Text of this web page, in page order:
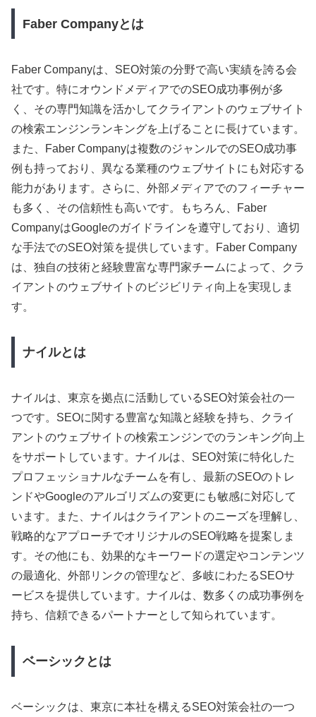
Faber Companyとは
Faber Companyは、SEO対策の分野で高い実績を誇る会
社です。特にオウンドメディアでのSEO成功事例が多
く、その専門知識を活かしてクライアントのウェブサイト
の検索エンジンランキングを上げることに長けています。
また、Faber Companyは複数のジャンルでのSEO成功事
例も持っており、異なる業種のウェブサイトにも対応する
能力があります。さらに、外部メディアでのフィーチャー
も多く、その信頼性も高いです。もちろん、Faber
CompanyはGoogleのガイドラインを遵守しており、適切
な手法でのSEO対策を提供しています。Faber Company
は、独自の技術と経験豊富な専門家チームによって、クラ
イアントのウェブサイトのビジビリティ向上を実現しま
す。
ナイルとは
ナイルは、東京を拠点に活動しているSEO対策会社の一
つです。SEOに関する豊富な知識と経験を持ち、クライ
アントのウェブサイトの検索エンジンでのランキング向上
をサポートしています。ナイルは、SEO対策に特化した
プロフェッショナルなチームを有し、最新のSEOのトレ
ンドやGoogleのアルゴリズムの変更にも敏感に対応して
います。また、ナイルはクライアントのニーズを理解し、
戦略的なアプローチでオリジナルのSEO戦略を提案しま
す。その他にも、効果的なキーワードの選定やコンテンツ
の最適化、外部リンクの管理など、多岐にわたるSEOサ
ービスを提供しています。ナイルは、数多くの成功事例を
持ち、信頼できるパートナーとして知られています。
ベーシックとは
ベーシックは、東京に本社を構えるSEO対策会社の一つ